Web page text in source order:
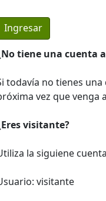
tiene una cuenta
todavía no tienes
vez que venga
visitante?
la siguiene
visitante